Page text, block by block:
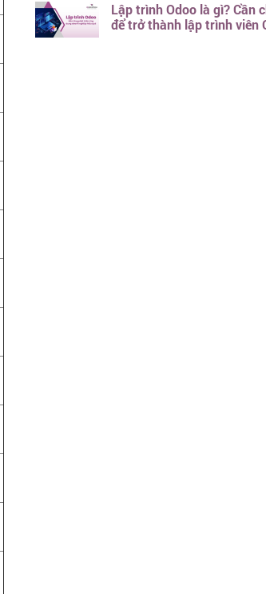
Lập trình Odoo là gì? Cần
để trở thành lập trình viên